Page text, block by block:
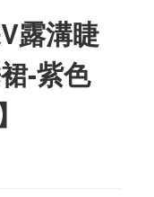
露溝睫
-紫色